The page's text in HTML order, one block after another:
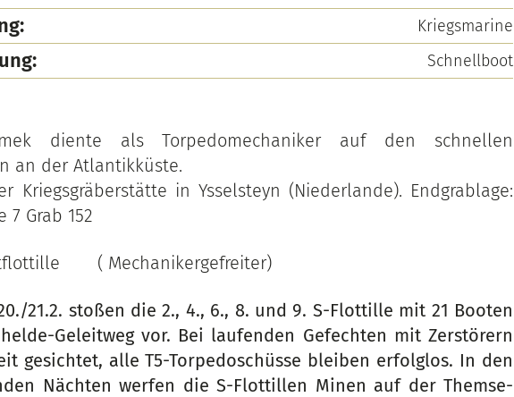
Kriegsmarine
Schnellboot
diente als Torpedomechaniker auf den schnellen
an der Atlantikküste.
Kriegsgräberstätte in Ysselsteyn (Niederlande). Endgrablage:
7 Grab 152
( Mechanikergefreiter)
21.2. stoßen die 2., 4., 6., 8. und 9. S-Flottille mit 21 Booten
Geleitweg vor. Bei laufenden Gefechten mit Zerstörern
gesichtet, alle T5-Torpedoschüsse bleiben erfolglos. In den
Nächten werfen die S-Flottillen Minen auf der Themse-